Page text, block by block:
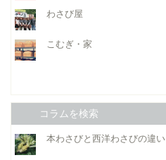
わさび屋
こむぎ・家
コラムを検索
本わさびと西洋わさびの違い